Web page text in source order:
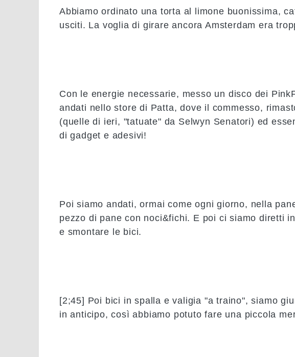
Abbiamo ordinato una torta al limone buonissima,
usciti. La voglia di girare ancora Amsterdam era
Con le energie necessarie, messo un disco dei
andati nello store di Patta, dove il commesso,
(quelle di ieri, "tatuate" da Selwyn Senatori) ed
di gadget e adesivi!
Poi siamo andati, ormai come ogni giorno, nella
pezzo di pane con noci&fichi. E poi ci siamo diretti
e smontare le bici.
[2;45] Poi bici in spalla e valigia "a traino", siamo
in anticipo, così abbiamo potuto fare una piccola